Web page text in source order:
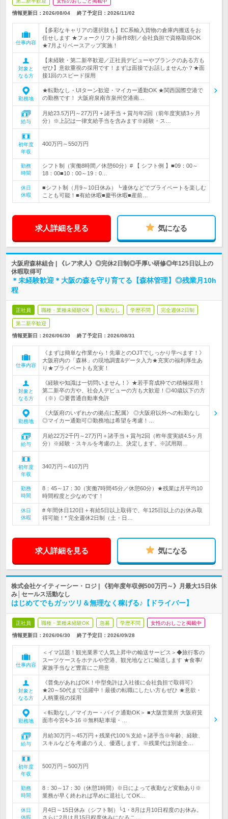
情報更新日：2026/08/04 終了予定日： 2026/11/02
仕事内容
【多彩なキャリアの選択肢も】EC系輸入貨物の倉庫内搬送をお
任せします ★フォークリフト操作8割／会社負担で資格取得OK
★7月よりベースアップ実施！
対象と
なる方
【未経験・第二新卒歓迎／正社員デビューやブランクのある方も
ぜひ】意欲重視の採用です！まずは面接でお話しませんか？★面
接1回のスピード採用
勤務地
★転勤なし・UIターン歓迎・マイカー通勤OK ★関西国際空港で
の勤務です！ 大阪府泉南市泉州空港南…
給与
月給23.5万円～27万円 + 諸手当 + 賞与年2回（前年度実績3ヶ月
分）※上記は一律支給手当を含みます※経験・ス…
初年度
年収
400万円～550万円
勤務
時間
シフト制（実働8時間／休憩60分）# 【 シフト例 】■09：00～
18：00■10：00～19：0…
休日
休暇
■シフト制（月9～10日休み）┗連休などでプライベートを楽しむ
ことも可能！■有給休暇■慶弔休暇■産前…
求人詳細を見る 気になる
大阪府森林組合 | 《レア求人》◎完休2日制◎手厚い研修◎年125日以上の
休暇取得可
＊未経験歓迎＊大阪の森を守り育てる【森林管理】◎残業月10h
程
正社員 職種・業種未経験OK 転勤なし 学歴不問 完全週休2日制
第二新卒歓迎
情報更新日：2026/06/30 終了予定日： 2026/08/31
仕事内容
《まずは簡単な作業から！先輩とのOJTでしっかり学べます！》
大阪府内の「森林」の現地調査&データ入力★充実の福利厚生あ
り★プライベートも充実！
対象と
なる方
《経験や知識は一切問いません！》★若手育成枠での積極採用！
第二新卒の方や、社会人デビューの方も大歓迎！◎40歳以下の方
（※）◎要普通自動車免許
勤務地
《大阪府のいずれかの拠点に配属》 ◎大阪府以外への転勤なし
◎マイカー通勤可◎勤務地は希望を考慮！…
給与
月給22万2千円～27万円＋諸手当＋賞与2回（昨年度実績4.5ヶ月
分）※経験・スキルを考慮の上、決定します。※試用期…
初年度
年収
340万円～410万円
勤務
時間
8：45～17：30（実働7時間45分／休憩60分）★残業は月平均10
時間程度と少なめです！
休日
休暇
# 年間休日120日＋有給5日以上取得で、年125日以上のお休み取
得可能！* 完全週休2日制（土・日…
求人詳細を見る 気になる
株式会社ケイティーシー・ロジ | 《初年度年収例500万円～》月最大15日休
み│セールス活動なし
はじめてでもガッツリ＆無理なく稼げる♪【ドライバー】
正社員 職種・業種未経験OK 急募 学歴不問 女性のおしごと掲載中
情報更新日：2026/06/30 終了予定日： 2026/09/28
仕事内容
＜イマ話題！観光業界で人気上昇中の輸送サービス＞◆旅行客の
スーツケースをホテルや空港、観光地などに輸送します ★食事/
家族手当など豊富にご用意
対象と
なる方
《普免があればOK！中型免許は入社後に会社負担で取得可》
★20～50代まで活躍中！最後の転職にしたい方もぜひ ★意欲・
人柄重視の採用
勤務地
＜転勤なし／マイカー・バイク通勤OK＞ ■大阪営業所 大阪府箕
面市今宮4-3-16 ※無料駐車場・…
給与
月給30万円～45万円＋残業代100％支給＋諸手当※年齢、経験、
スキルなどを考慮のうえ、優遇します。※残業代は別途全…
初年度
年収
500万円～500万円
勤務
時間
8：30～17：30（休憩1時間）※日によって夜勤など変動あり※
業務が早く終われば早めに退社してOK…
休日
休暇
月4日～15日休み（シフト制）└1・8月は月10日程度のお休み。
さらに2月は月15日程度休みになるこ…